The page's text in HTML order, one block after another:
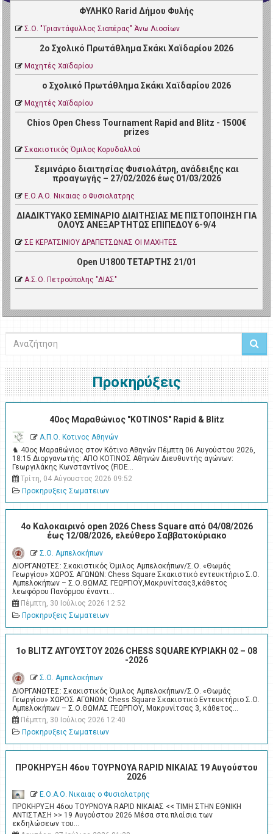
ΦΥΛΗΚΟ Rarid Δήμου Φυλής
Σ.Ο. "Τριαντάφυλλος Σιαπέρας" Άνω Λιοσίων
2ο Σχολικό Πρωτάθλημα Σκάκι Χαϊδαρίου 2026
Μαχητές Χαϊδαρίου
ο Σχολικό Πρωτάθλημα Σκάκι Χαϊδαρίου 2026
Μαχητές Χαϊδαρίου
Chios Open Chess Tournament Rapid and Blitz - 1500€
prizes
Σκακιστικός Όμιλος Κορυδαλλού
Σεμινάριο διαιτησίας Φυσιολάτρη, ανάδειξης και
προαγωγής – 27/02/2026 έως 01/03/2026
Ε.Ο.Α.Ο. Νικαιας ο Φυσιολατρης
ΔΙΑΔΙΚΤΥΑΚΟ ΣΕΜΙΝΑΡΙΟ ΔΙΑΙΤΗΣΙΑΣ ΜΕ ΠΙΣΤΟΠΟΙΗΣΗ ΓΙΑ
ΟΛΟΥΣ ΑΝΕΞΑΡΤΗΤΩΣ ΕΠΙΠΕΔΟΥ 6-9/4
ΣΕ ΚΕΡΑΤΣΙΝΙΟΥ ΔΡΑΠΕΤΣΩΝΑΣ ΟΙ ΜΑΧΗΤΕΣ
Open U1800 ΤΕΤΑΡΤΗΣ 21/01
Α.Σ.Ο. Πετρoύπολης "ΔΙΑΣ"
Προκηρύξεις
40ος Μαραθώνιος "KOTINOS" Rapid & Blitz
Α.Π.Ο. Κοτινος Αθηνών
♞ 40ος Μαραθώνιος στον Κότινο Αθηνών Πέμπτη 06 Αυγούστου 2026,
18:15 Διοργανωτής: ΑΠΟ ΚΟΤΙΝΟΣ Αθηνών Διευθυντής αγώνων:
Γεωργιλάκης Κωνσταντίνος (FIDE…
Τρίτη, 04 Αύγουστος 2026 09:52
Προκηρυξεις Σωματειων
4o Καλοκαιρινό open 2026 Chess Square από 04/08/2026
έως 12/08/2026, ελεύθερο Σαββατοκύριακο
Σ.Ο. Αμπελοκήπων
ΔΙΟΡΓΑΝΩΤΕΣ: Σκακιστικός Όμιλος Αμπελοκήπων/Σ.Ο. «Θωμάς
Γεωργίου» ΧΩΡΟΣ ΑΓΩΝΩΝ: Chess Square Σκακιστικό εντευκτήριο Σ.Ο.
Αμπελοκήπων – Σ.Ο.ΘΩΜΑΣ ΓΕΩΡΓΙΟΥ,Μακρυνίτσας3,κάθετος
λεωφόρου Πανόρμου έναντι…
Πέμπτη, 30 Ιούλιος 2026 12:52
Προκηρυξεις Σωματειων
1ο BLITZ ΑΥΓΟΥΣΤΟΥ 2026 CHESS SQUARE ΚΥΡΙΑΚΗ 02 – 08
-2026
Σ.Ο. Αμπελοκήπων
ΔΙΟΡΓΑΝΩΤΕΣ: Σκακιστικός Όμιλος Αμπελοκήπων/Σ.Ο. «Θωμάς
Γεωργίου» ΧΩΡΟΣ ΑΓΩΝΩΝ: Chess Square Σκακιστικό Εντευκτήριο Σ.Ο.
Αμπελοκήπων – Σ.Ο.ΘΩΜΑΣ ΓΕΩΡΓΙΟΥ, Μακρυνίτσας 3, κάθετος…
Πέμπτη, 30 Ιούλιος 2026 12:40
Προκηρυξεις Σωματειων
ΠΡΟΚΗΡΥΞΗ 46ου ΤΟΥΡΝΟΥΑ RAPID ΝΙΚΑΙΑΣ 19 Αυγούστου
2026
Ε.Ο.Α.Ο. Νικαιας ο Φυσιολατρης
ΠΡΟΚΗΡΥΞΗ 46ου ΤΟΥΡΝΟΥΑ RAPID ΝΙΚΑΙΑΣ << ΤΙΜΗ ΣΤΗΝ ΕΘΝΙΚΗ
ΑΝΤΙΣΤΑΣΗ >> 19 Αυγούστου 2026 Μέσα στα πλαίσια των
εκδηλώσεων του…